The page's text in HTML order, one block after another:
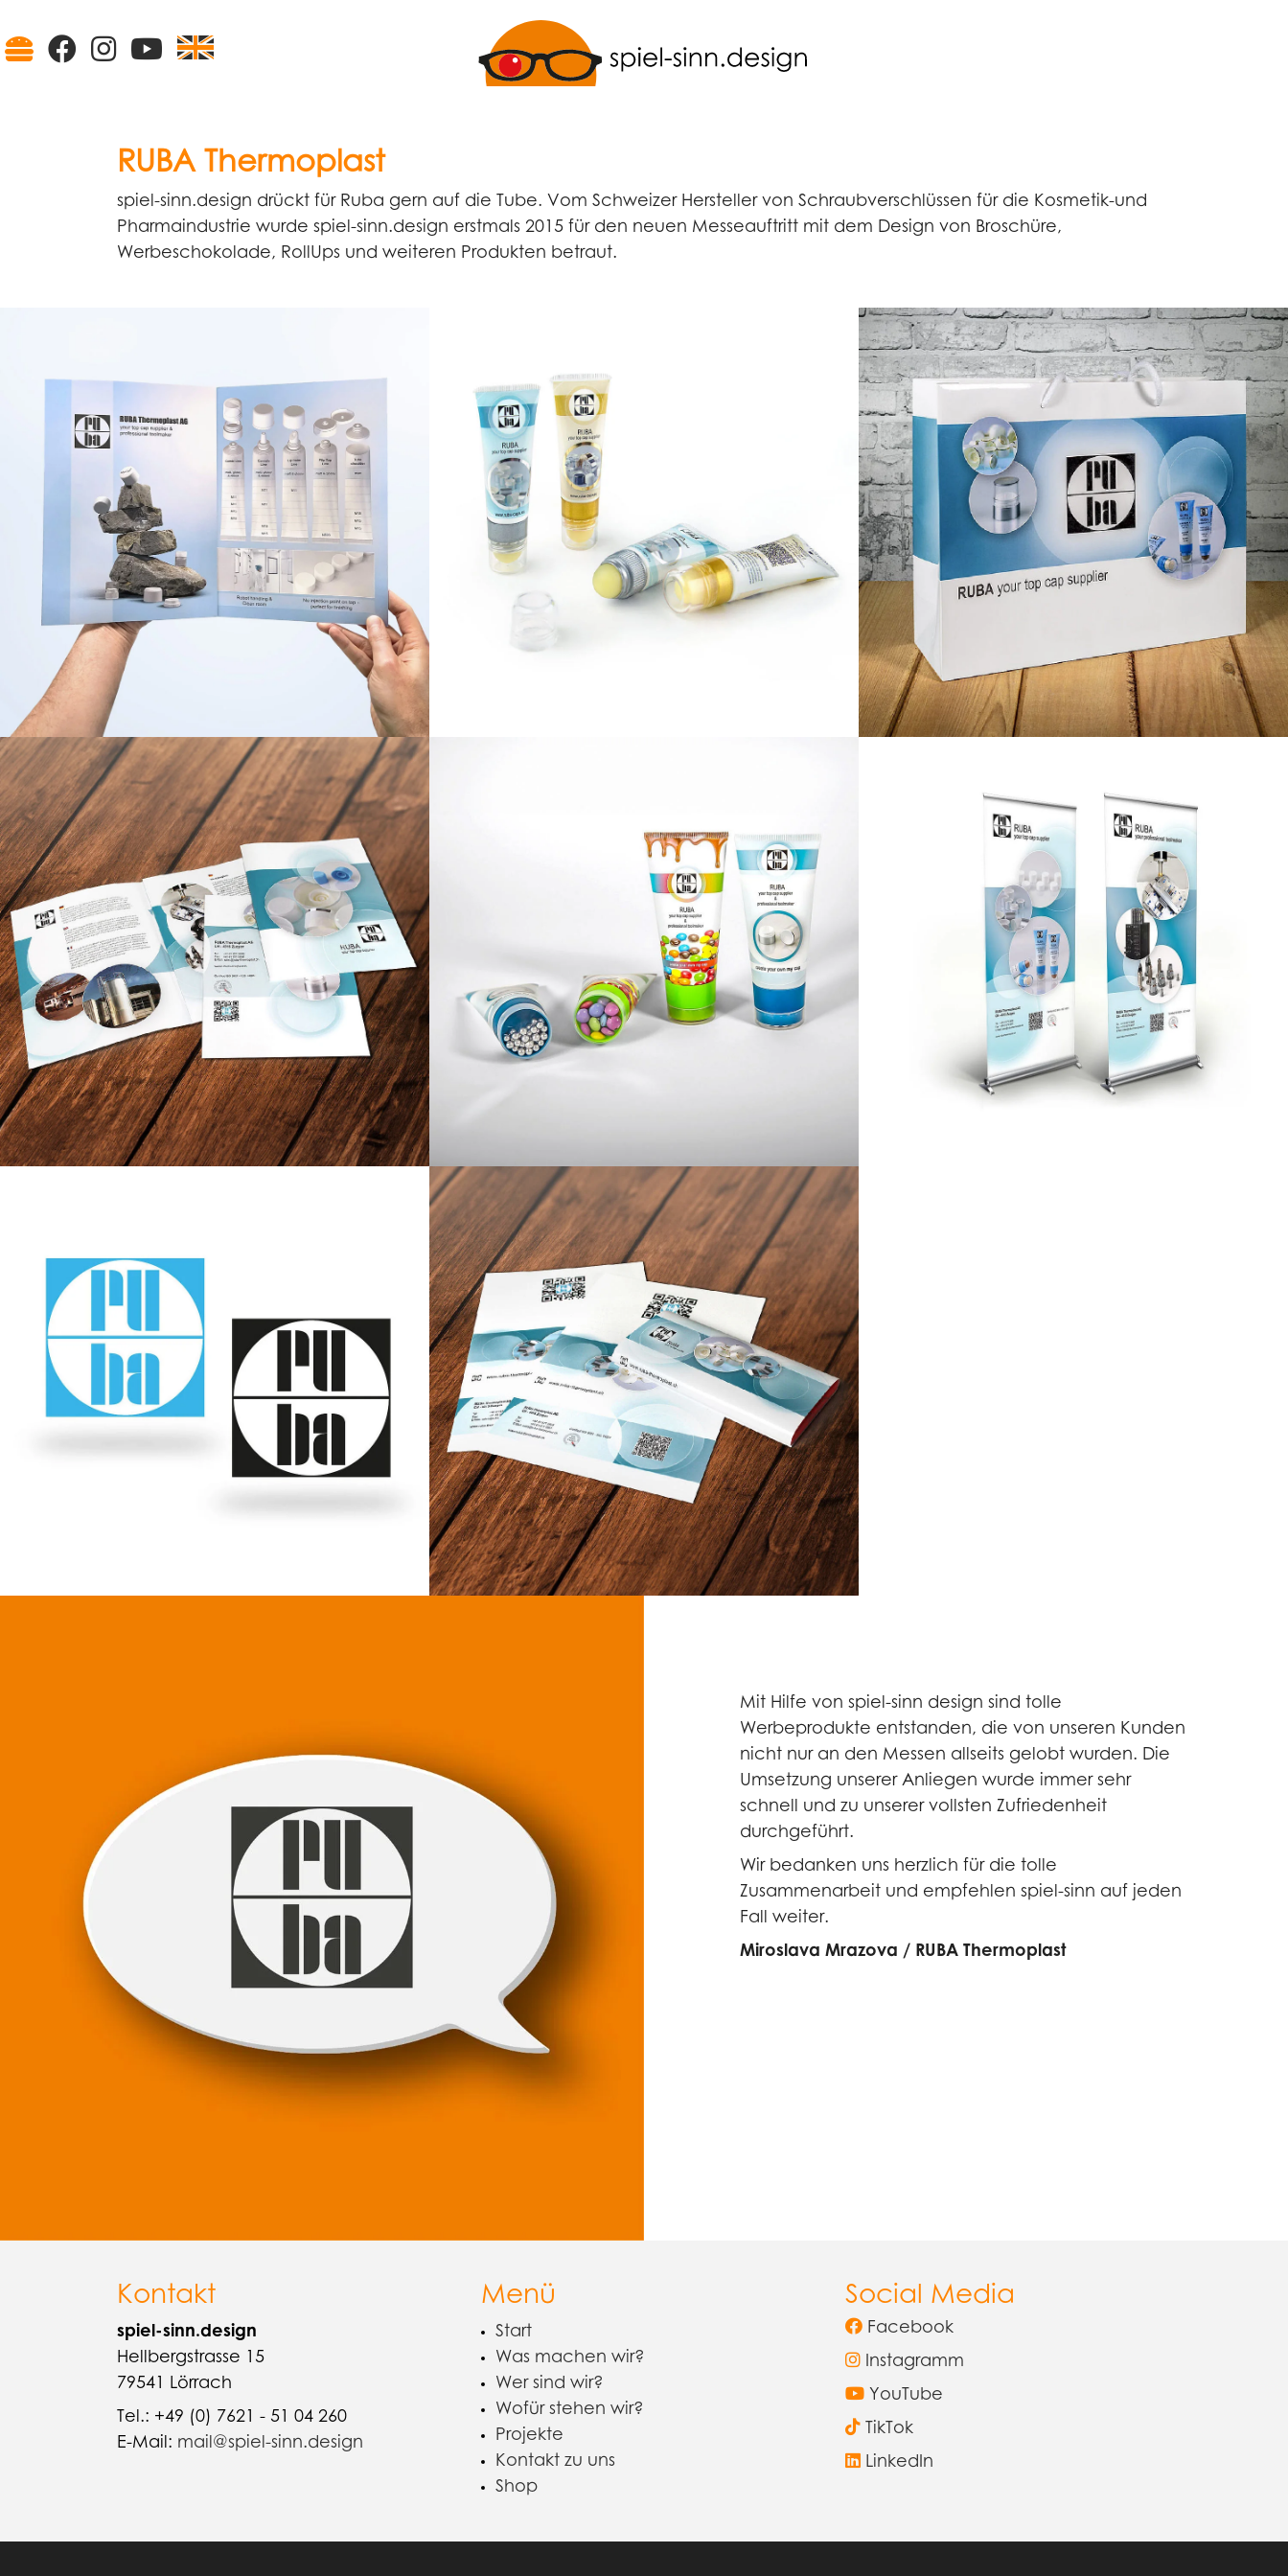
RUBA Thermoplast
spiel-sinn.design drückt für Ruba gern auf die Tube. Vom Schweizer Hersteller von Schraubverschlüssen für die Kosmetik-und
Pharmaindustrie wurde spiel-sinn.design erstmals 2015 für den neuen Messeauftritt mit dem Design von Broschüre,
Werbeschokolade, RollUps und weiteren Produkten betraut.
Mit Hilfe von spiel-sinn design sind tolle
Werbeprodukte entstanden, die von unseren Kunden
nicht nur an den Messen allseits gelobt wurden. Die
Umsetzung unserer Anliegen wurde immer sehr
schnell und zu unserer vollsten Zufriedenheit
durchgeführt.
Wir bedanken uns herzlich für die tolle
Zusammenarbeit und empfehlen spiel-sinn auf jeden
Fall weiter.
Miroslava Mrazova / RUBA Thermoplast
Kontakt
spiel-sinn.design
Hellbergstrasse 15
79541 Lörrach
Tel.: +49 (0) 7621 - 51 04 260
E-Mail: mail@spiel-sinn.design
Menü
Start
Was machen wir?
Wer sind wir?
Wofür stehen wir?
Projekte
Kontakt zu uns
Shop
Social Media
Facebook
Instagramm
YouTube
TikTok
LinkedIn